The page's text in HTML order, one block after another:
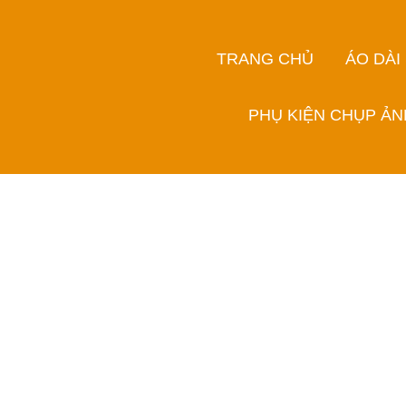
TRANG CHỦ ÁO DÀI
PHỤ KIỆN CHỤP